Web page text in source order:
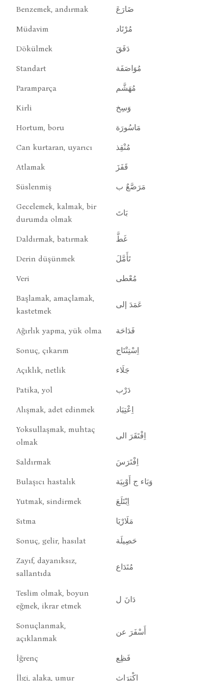
Benzemek, andırmak ضَارَعَ
Müdavim مُرْتَاد
Dökülmek دَفَقَ
Standart مُوَاصَفَة
Paramparça مُهَشَّم
Kirli وَسِخ
Hortum, boru مَاسُورَة
Can kurtaran, uyarıcı مُنْقِذ
Atlamak قَفَزَ
Süslenmiş مَرَصَّعٌ ب
Gecelemek, kalmak, bir
durumda olmak
بَاتَ
Daldırmak, batırmak غَطَّ
Derin düşünmek تَأَمَّلَ
Veri مُعْطى
Başlamak, amaçlamak,
kastetmek
عَمَدَ إلى
Ağırlık yapma, yük olma فَدَاحَة
Sonuç, çıkarım اِسْتِنْتَاج
Açıklık, netlik جَلَاء
Patika, yol دَرْب
Alışmak, adet edinmek اِعْتِيَاد
Yoksullaşmak, muhtaç
olmak
اِفْتَقَرَ الى
Saldırmak اِفْتَرَسَ
Bulaşıcı hastalık وَبَاء ج أَوْبِيَة
Yutmak, sindirmek اِبْتَلَعَ
Sıtma مَلَارْيَا
Sonuç, gelir, hasılat حَصِيلَة
Zayıf, dayanıksız,
sallantıda
مُتَدَاع
Teslim olmak, boyun
eğmek, ikrar etmek
دَانَ ل
Sonuçlanmak,
açıklanmak
أَسْفَرَ عن
İğrenç فَظِع
İlgi, alaka, umur اِكْتِرَاث